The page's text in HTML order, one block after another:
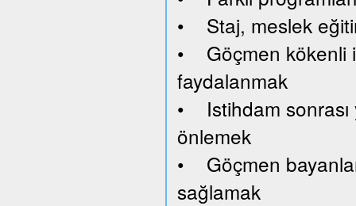
• Staj, meslek
• Göçmen kökenli
faydalanmak
• Istihdam sonrası
önlemek
• Göçmen
sağlamak